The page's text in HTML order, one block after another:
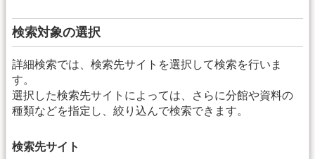
検索対象の選択
詳細検索では、検索先サイトを選択して検索を行いま
す。
選択した検索先サイトによっては、さらに分館や資料の
種類などを指定し、絞り込んで検索できます。
検索先サイト